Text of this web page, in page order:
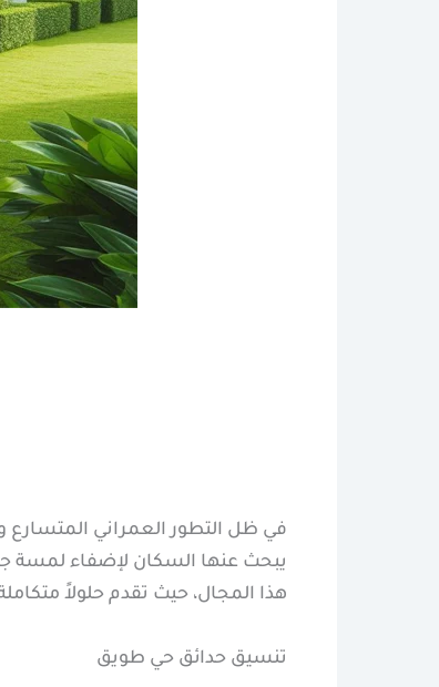
في ظل التطور العمراني المتسارع
يبحث عنها السكان لإضفاء لمسة
هذا المجال، حيث تقدم حلولاً
تنسيق حدائق حي طويق